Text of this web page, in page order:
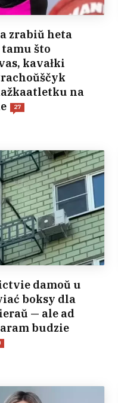
zrabiŭ heta
što
kavałki
na
27
damoŭ u
boksy dla
— ale ad
budzie